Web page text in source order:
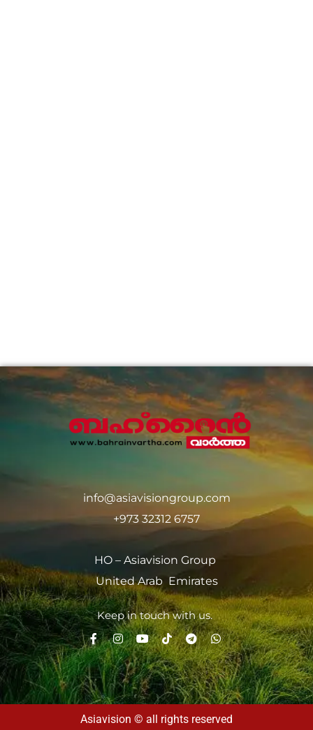
info@asiavisiongroup.com
+973 32312 6757
HO – Asiavision Group
United Arab Emirates
Keep in touch with us.
Asiavision © all rights reserved